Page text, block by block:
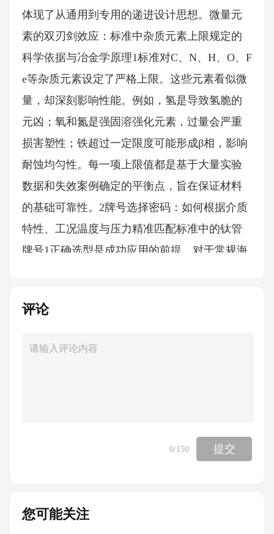
体现了从通用到专用的递进设计思想。微量元
素的双刃剑效应：标准中杂质元素上限规定的
科学依据与冶金学原理1标准对C、N、H、O、F
e等杂质元素设定了严格上限。这些元素看似微
量，却深刻影响性能。例如，氢是导致氢脆的
元凶；氧和氮是强固溶强化元素，过量会严重
损害塑性；铁超过一定限度可能形成β相，影响
耐蚀均匀性。每一项上限值都是基于大量实验
数据和失效案例确定的平衡点，旨在保证材料
的基础可靠性。2牌号选择密码：如何根据介质
特性、工况温度与压力精准匹配标准中的钛管
牌号1正确选型是成功应用的前提。对于常规海
虑TA9或TA10。TA0则用于对塑性、成形性有极
品性能的深远影响真空自耗电弧炉（VAR）熔
炼：为何成为标准首推工艺及其对管材纯净度
空自耗电弧炉熔炼两次或以上。VAR工艺在真
评论
0/150 提交
您可能关注